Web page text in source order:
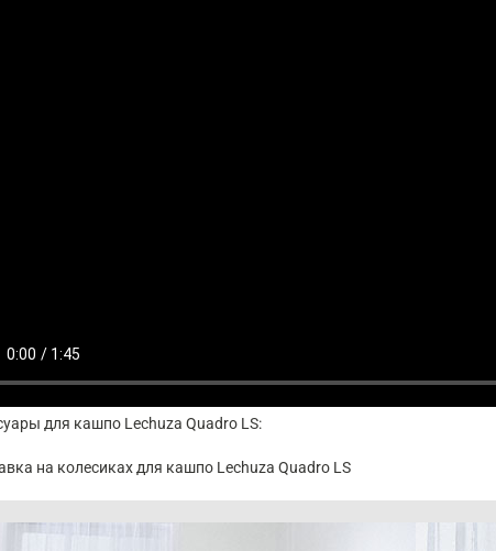
для кашпо Lechuza Quadro LS:
на колесиках для кашпо Lechuza Quadro LS